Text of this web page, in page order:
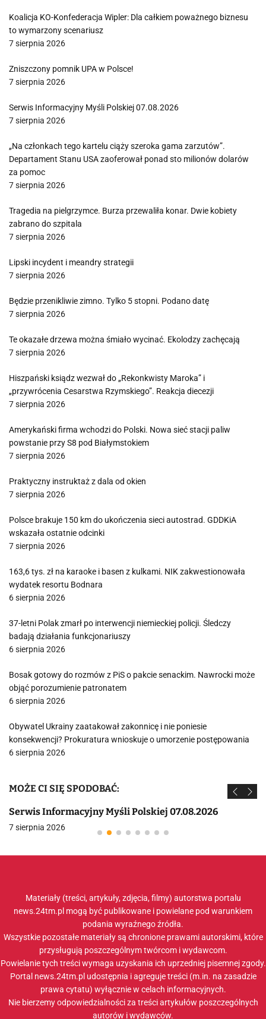
Koalicja KO-Konfederacja Wipler: Dla całkiem poważnego biznesu
to wymarzony scenariusz
7 sierpnia 2026
Zniszczony pomnik UPA w Polsce!
7 sierpnia 2026
Serwis Informacyjny Myśli Polskiej 07.08.2026
7 sierpnia 2026
„Na członkach tego kartelu ciąży szeroka gama zarzutów”.
Departament Stanu USA zaoferował ponad sto milionów dolarów
za pomoc
7 sierpnia 2026
Tragedia na pielgrzymce. Burza przewaliła konar. Dwie kobiety
zabrano do szpitala
7 sierpnia 2026
Lipski incydent i meandry strategii
7 sierpnia 2026
Będzie przenikliwie zimno. Tylko 5 stopni. Podano datę
7 sierpnia 2026
Te okazałe drzewa można śmiało wycinać. Ekolodzy zachęcają
7 sierpnia 2026
Hiszpański ksiądz wezwał do „Rekonkwisty Maroka” i
„przywrócenia Cesarstwa Rzymskiego”. Reakcja diecezji
7 sierpnia 2026
Amerykański firma wchodzi do Polski. Nowa sieć stacji paliw
powstanie przy S8 pod Białymstokiem
7 sierpnia 2026
Praktyczny instruktaż z dala od okien
7 sierpnia 2026
Polsce brakuje 150 km do ukończenia sieci autostrad. GDDKiA
wskazała ostatnie odcinki
7 sierpnia 2026
163,6 tys. zł na karaoke i basen z kulkami. NIK zakwestionowała
wydatek resortu Bodnara
6 sierpnia 2026
37-letni Polak zmarł po interwencji niemieckiej policji. Śledczy
badają działania funkcjonariuszy
6 sierpnia 2026
Bosak gotowy do rozmów z PiS o pakcie senackim. Nawrocki może
objąć porozumienie patronatem
6 sierpnia 2026
Obywatel Ukrainy zaatakował zakonnicę i nie poniesie
konsekwencji? Prokuratura wnioskuje o umorzenie postępowania
6 sierpnia 2026
MOŻE CI SIĘ SPODOBAĆ:
Serwis Informacyjny Myśli Polskiej 07.08.2026
7 sierpnia 2026
Materiały (treści, artykuły, zdjęcia, filmy) autorstwa portalu
news.24tm.pl mogą być publikowane i powielane pod warunkiem
podania wyraźnego źródła.
Wszystkie pozostałe materiały są chronione prawami autorskimi, które
przysługują poszczególnym twórcom i wydawcom.
Powielanie tych treści wymaga uzyskania ich uprzedniej pisemnej zgody.
Portal news.24tm.pl udostępnia i agreguje treści (m.in. na zasadzie
prawa cytatu) wyłącznie w celach informacyjnych.
Nie bierzemy odpowiedzialności za treści artykułów poszczególnych
autorów i wydawców.